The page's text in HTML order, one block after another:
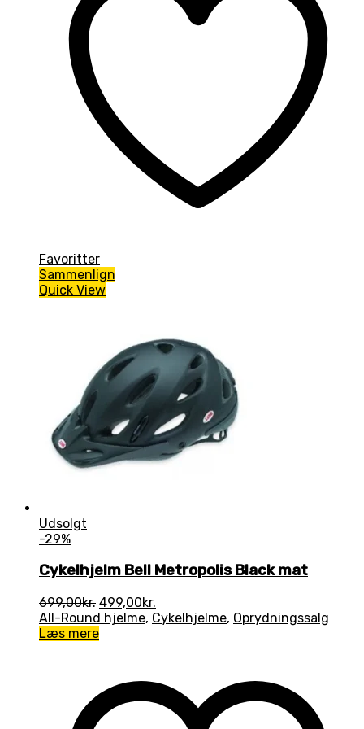
Favoritter
Sammenlign
Quick View
Udsolgt
-29%
Cykelhjelm Bell Metropolis Black mat
699,00kr. Den
oprindelige
pris
499,00kr.
aktuelle
All-Round hjelme, Cykelhjelme, Oprydningssalg
Læs mere